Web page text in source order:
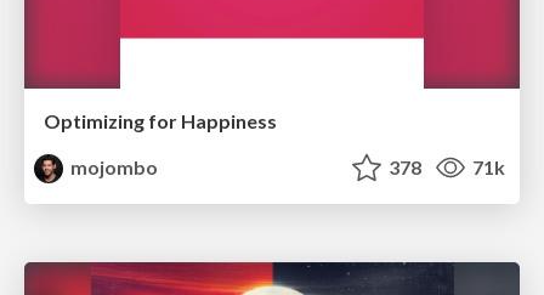
Optimizing for Happiness
mojombo
378 71k